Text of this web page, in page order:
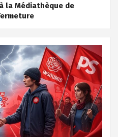
la Médiathèque de